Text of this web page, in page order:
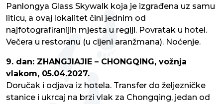
Panlongya Glass Skywalk koja je izgrađena uz samu
liticu, a ovaj lokalitet čini jednim od
najfotografiranijih mjesta u regiji. Povratak u hotel.
Večera u restoranu (u cijeni aranžmana). Noćenje.
9. dan: ZHANGJIAJIE – CHONGQING, vožnja
vlakom, 05.04.2027.
Doručak i odjava iz hotela. Transfer do željezničke
stanice i ukrcaj na brzi vlak za Chongqing, jedan od